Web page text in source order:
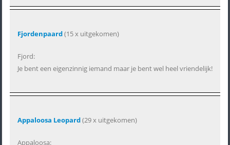
Fjordenpaard(15 x uitgekomen)
Fjord:
Je bent een eigenzinnig iemand maar je bent wel heel vriendelijk!
Appaloosa Leopard(29 x uitgekomen)
Appaloosa: